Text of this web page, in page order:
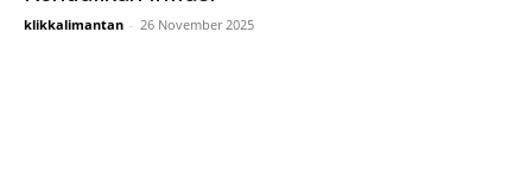
klikkalimantan - 26 November 2025